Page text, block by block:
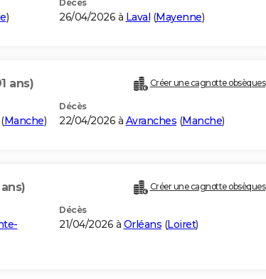
)
Décès
26/04/2026 à Laval (Mayenne)
ans) Créer une cagnotte obsèques
(Manche)
Décès
22/04/2026 à Avranches (Manche)
Créer une cagnotte obsèques
Décès
21/04/2026 à Orléans (Loiret)